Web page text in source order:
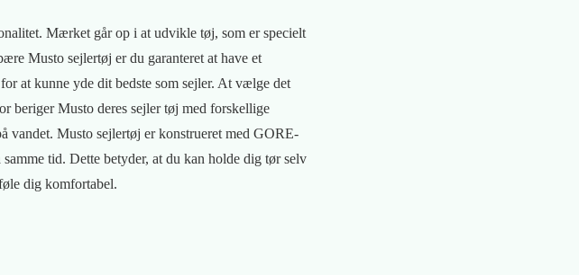
Mærket går op i at udvikle tøj, som er specielt
Musto sejlertøj er du garanteret at have et
at kunne yde dit bedste som sejler. At vælge det
beriger Musto deres sejler tøj med forskellige
vandet. Musto sejlertøj er konstrueret med GORE-
tid. Dette betyder, at du kan holde dig tør selv
dig komfortabel.